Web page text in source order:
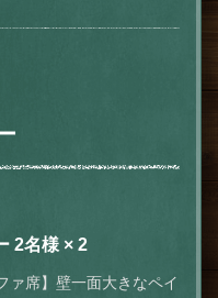
2名様 × 2
ァ席】壁一面大きなペイ
ェアする